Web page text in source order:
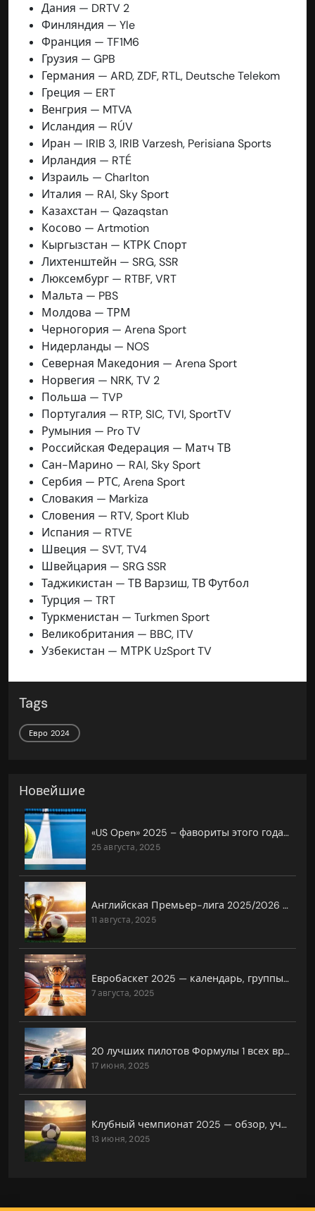
Дания — DRTV 2
Финляндия — Yle
Франция — TF1M6
Грузия — GPB
Германия — ARD, ZDF, RTL, Deutsche Telekom
Греция — ERT
Венгрия — MTVA
Исландия — RÚV
Иран — IRIB 3, IRIB Varzesh, Perisiana Sports
Ирландия — RTÉ
Израиль — Charlton
Италия — RAI, Sky Sport
Казахстан — Qazaqstan
Косово — Artmotion
Кыргызстан — КТРК Спорт
Лихтенштейн — SRG, SSR
Люксембург — RTBF, VRT
Мальта — PBS
Молдова — ТРМ
Черногория — Arena Sport
Нидерланды — NOS
Северная Македония — Arena Sport
Норвегия — NRK, TV 2
Польша — TVP
Португалия — RTP, SIC, TVI, SportTV
Румыния — Pro TV
Российская Федерация — Матч ТВ
Сан-Марино — RAI, Sky Sport
Сербия — РТС, Arena Sport
Словакия — Markiza
Словения — RTV, Sport Klub
Испания — RTVE
Швеция — SVT, TV4
Швейцария — SRG SSR
Таджикистан — ТВ Варзиш, ТВ Футбол
Турция — TRT
Туркменистан — Turkmen Sport
Великобритания — BBC, ITV
Узбекистан — МТРК UzSport TV
Tags
Евро 2024
Новейшие
«US Open» 2025 – фавориты этого года и возможные сенсации
25 августа, 2025
Английская Премьер-лига 2025/2026 — главные фавориты
11 августа, 2025
Евробаскет 2025 — календарь, группы, прогнозы
7 августа, 2025
20 лучших пилотов Формулы 1 всех времён
17 июня, 2025
Клубный чемпионат 2025 — обзор, участники, даты и всё, что нужно знать
13 июня, 2025